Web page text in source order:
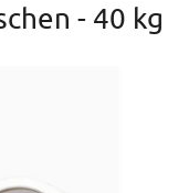
- 40 kg